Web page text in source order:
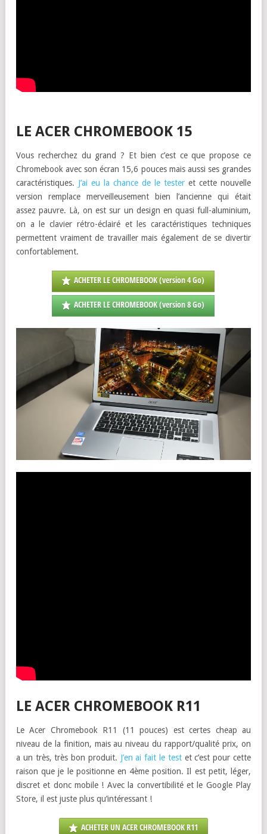
LE ACER CHROMEBOOK 15
Vous recherchez du grand ? Et bien c’est ce que propose ce
Chromebook avec son écran 15,6 pouces mais aussi ses grandes
caractéristiques. J’ai eu la chance de le testeret cette nouvelle
version remplace merveilleusement bien l’ancienne qui était
assez pauvre. Là, on est sur un design en quasi full-aluminium,
on a le clavier rétro-éclairé et les caractéristiques techniques
permettent vraiment de travailler mais également de se divertir
confortablement.
ACHETER LE CHROMEBOOK (version 4 Go)
ACHETER LE CHROMEBOOK (version 8 Go)
LE ACER CHROMEBOOK R11
Le Acer Chromebook R11 (11 pouces) est certes cheap au
niveau de la finition, mais au niveau du rapport/qualité prix, on
a un très, très bon produit. J’en ai fait le testet c’est pour cette
raison que je le positionne en 4ème position. Il est petit, léger,
discret et donc mobile ! Avec la convertibilité et le Google Play
Store, il est juste plus qu’intéressant !
ACHETER UN ACER CHROMEBOOK R11